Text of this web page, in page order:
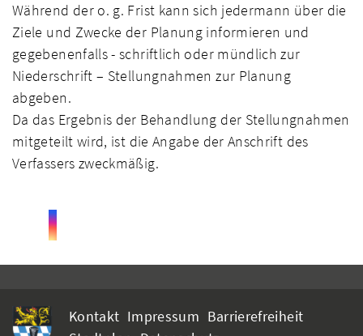
Während der o. g. Frist kann sich jedermann über die
Ziele und Zwecke der Planung informieren und
gegebenenfalls - schriftlich oder mündlich zur
Niederschrift – Stellungnahmen zur Planung
abgeben.
Da das Ergebnis der Behandlung der Stellungnahmen
mitgeteilt wird, ist die Angabe der Anschrift des
Verfassers zweckmäßig.
Kontakt Impressum Barrierefreiheit